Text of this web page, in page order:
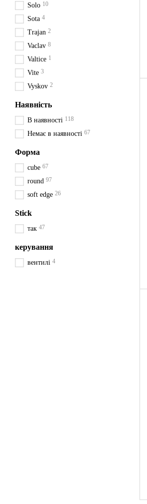
Solo 10
Sota 4
Trajan 2
Vaclav 8
Valtice 1
Vite 3
Vyskov 2
Наявність
В наявності 118
Немає в наявності 67
Форма
cube 67
round 97
soft edge 26
Stick
так 47
керування
вентилі 4